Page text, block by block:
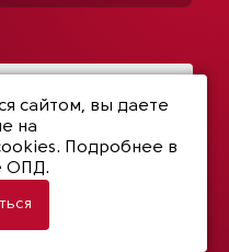
сайтом, вы даете
на
. Подробнее в
ОПД.